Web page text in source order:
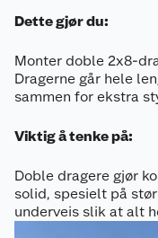
Dette gjør du:
Monter doble 2x8-
Dragerne går hele
sammen for ekstra
Viktig å tenke på:
Doble dragere gjør
solid, spesielt på
underveis slik at alt